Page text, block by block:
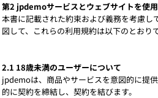
第2 jpdemoサービスとウェブサイトを使
本書に記載された約束および義務を考慮し
図して、これらの利用規約は以下のとおりで
2.1 18歳未満のユーザーについて
jpdemoは、商品やサービスを意図的に提
的に契約を締結し、契約を結びます。